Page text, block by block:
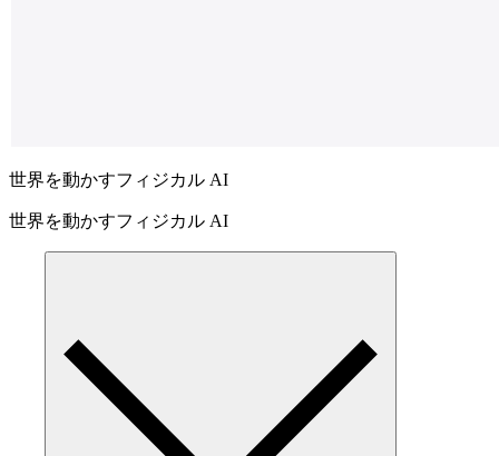
世界を動かすフィジカル AI
世界を動かすフィジカル AI